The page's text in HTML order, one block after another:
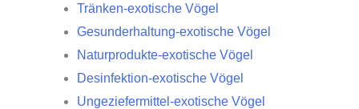
Tränken-exotische Vögel
Gesunderhaltung-exotische Vögel
Naturprodukte-exotische Vögel
Desinfektion-exotische Vögel
Ungeziefermittel-exotische Vögel